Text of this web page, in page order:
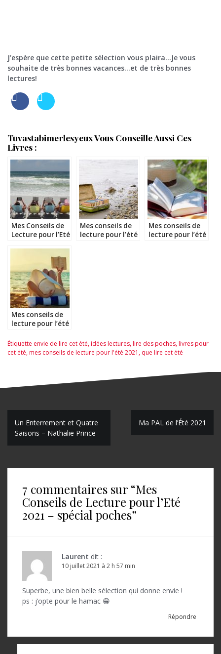
J’espère que cette petite sélection vous plaira…Je vous
souhaite de très bonnes vacances…et de très bonnes
lectures!
Tuvastabimerlesyeux Vous Conseille Aussi Ces
Livres :
Mes Conseils de
Lecture pour l’Eté
Mes conseils de
lecture pour l’été
Mes conseils de
lecture pour l’été
Mes conseils de
lecture pour l’été
Étiquette envie de lire cet été,idées lectures,lire des poches,livres pour
cet été,mes conseils de lecture pour l'été 2021 , que lire cet été
N
a
’
Un Enterrement et Quatre
Saisons – Nathalie Prince
Ma PAL de l’Été 2021
7 commentaires sur “Mes
Conseils de Lecture pour l’Eté
2021 – spécial poches”
Laurent dit :
10 juillet 2021 à 2 h 57 min
Superbe, une bien belle sélection qui donne envie !
ps : j’opte pour le hamac 😁
Répondre